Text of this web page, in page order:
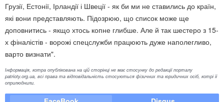
Грузії, Естонії, Ірландії і Швеції - як би ми не ставились до країн,
які вони представляють. Підозрюю, що список може ще
доповнитись - якщо хтось копне глибше. Але й так шестеро з 15-
х фіналістів - ворожі спецслужби працюють дуже наполегливо,
варто визнати".
Інформація, котра опублікована на цій сторінці не має стосунку до редакції порталу
patrioty.org.ua, всі права та відповідальність стосуються фізичних та юридичних осіб, котрі її
оприлюднили.